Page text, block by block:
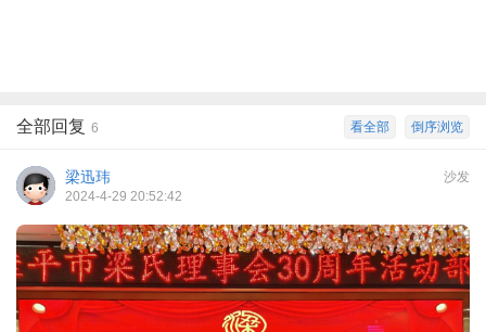
倒序浏览
看全部
全部回复 6
沙发
梁迅玮
2024-4-29 20:52:42